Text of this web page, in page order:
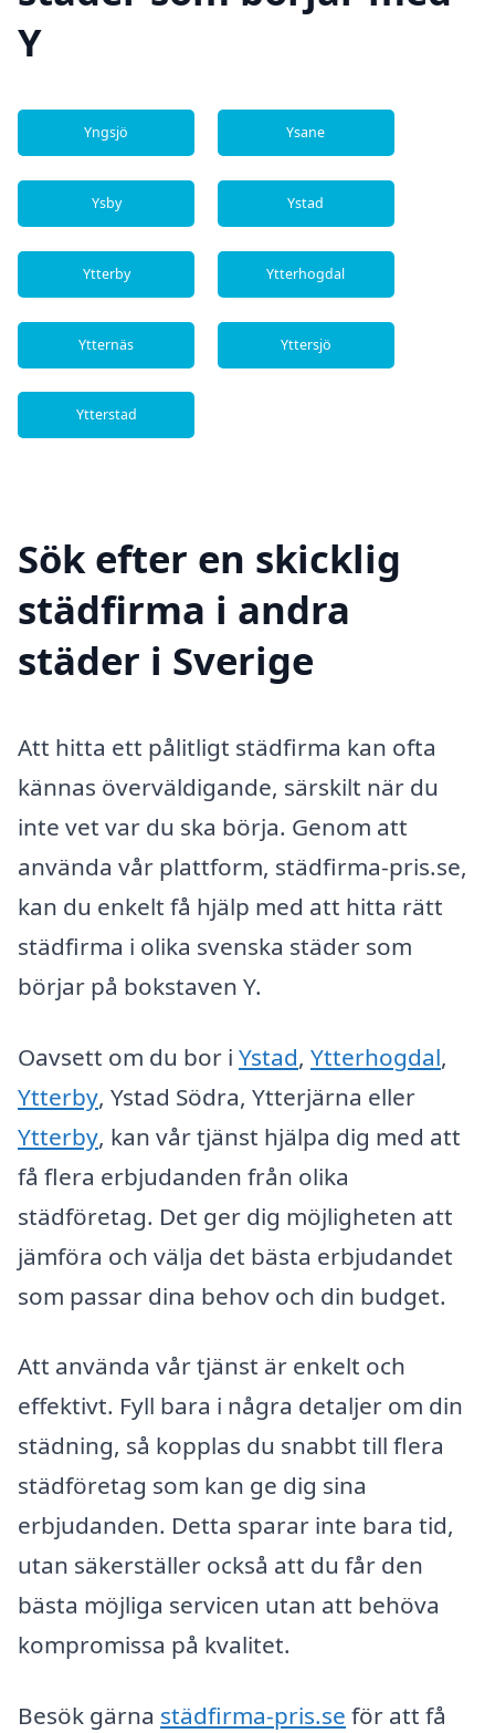
Y
Yngsjö Ysane
Ysby Ystad
Ytterby Ytterhogdal
Ytternäs Yttersjö
Ytterstad
Sök efter en skicklig
städfirma i andra
städer i Sverige
Att hitta ett pålitligt städfirma kan ofta
kännas överväldigande, särskilt när du
inte vet var du ska börja. Genom att
använda vår plattform, städfirma-pris.se,
kan du enkelt få hjälp med att hitta rätt
städfirma i olika svenska städer som
börjar på bokstaven Y.
Oavsett om du bor i Ystad, Ytterhogdal,
Ytterby, Ystad Södra, Ytterjärna eller
Ytterby, kan vår tjänst hjälpa dig med att
få flera erbjudanden från olika
städföretag. Det ger dig möjligheten att
jämföra och välja det bästa erbjudandet
som passar dina behov och din budget.
Att använda vår tjänst är enkelt och
effektivt. Fyll bara i några detaljer om din
städning, så kopplas du snabbt till flera
städföretag som kan ge dig sina
erbjudanden. Detta sparar inte bara tid,
utan säkerställer också att du får den
bästa möjliga servicen utan att behöva
kompromissa på kvalitet.
Besök gärna städfirma-pris.se för att få